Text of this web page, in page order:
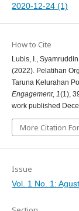
2020-12-24 (1)
How to Cite
Lubis, I.,
(2022). Pelatihan
Taruna Kelurahan
Engagement, 1(1),
work published
More Citation
Issue
Vol. 1 No. 1: